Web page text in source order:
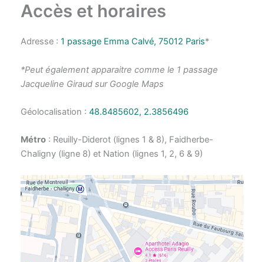
Accès et horaires
Adresse : 1 passage Emma Calvé, 75012 Paris*
*Peut également apparaitre comme le 1 passage
Jacqueline Giraud sur Google Maps
Géolocalisation : 48.8485602, 2.3856496
Métro: Reuilly-Diderot (lignes 1 & 8), Faidherbe-
Chaligny (ligne 8) et Nation (lignes 1, 2, 6 & 9)